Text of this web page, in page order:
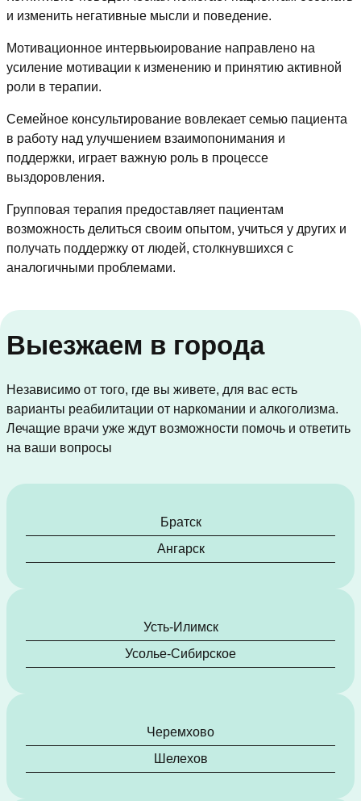
и изменить негативные мысли и поведение.
Мотивационное интервьюирование направлено на
усиление мотивации к изменению и принятию активной
роли в терапии.
Семейное консультирование вовлекает семью пациента
в работу над улучшением взаимопонимания и
поддержки, играет важную роль в процессе
выздоровления.
Групповая терапия предоставляет пациентам
возможность делиться своим опытом, учиться у других и
получать поддержку от людей, столкнувшихся с
аналогичными проблемами.
Выезжаем в города
Независимо от того, где вы живете, для вас есть
варианты реабилитации от наркомании и алкоголизма.
Лечащие врачи уже ждут возможности помочь и ответить
на ваши вопросы
Братск
Ангарск
Усть-Илимск
Усолье-Сибирское
Черемхово
Шелехов